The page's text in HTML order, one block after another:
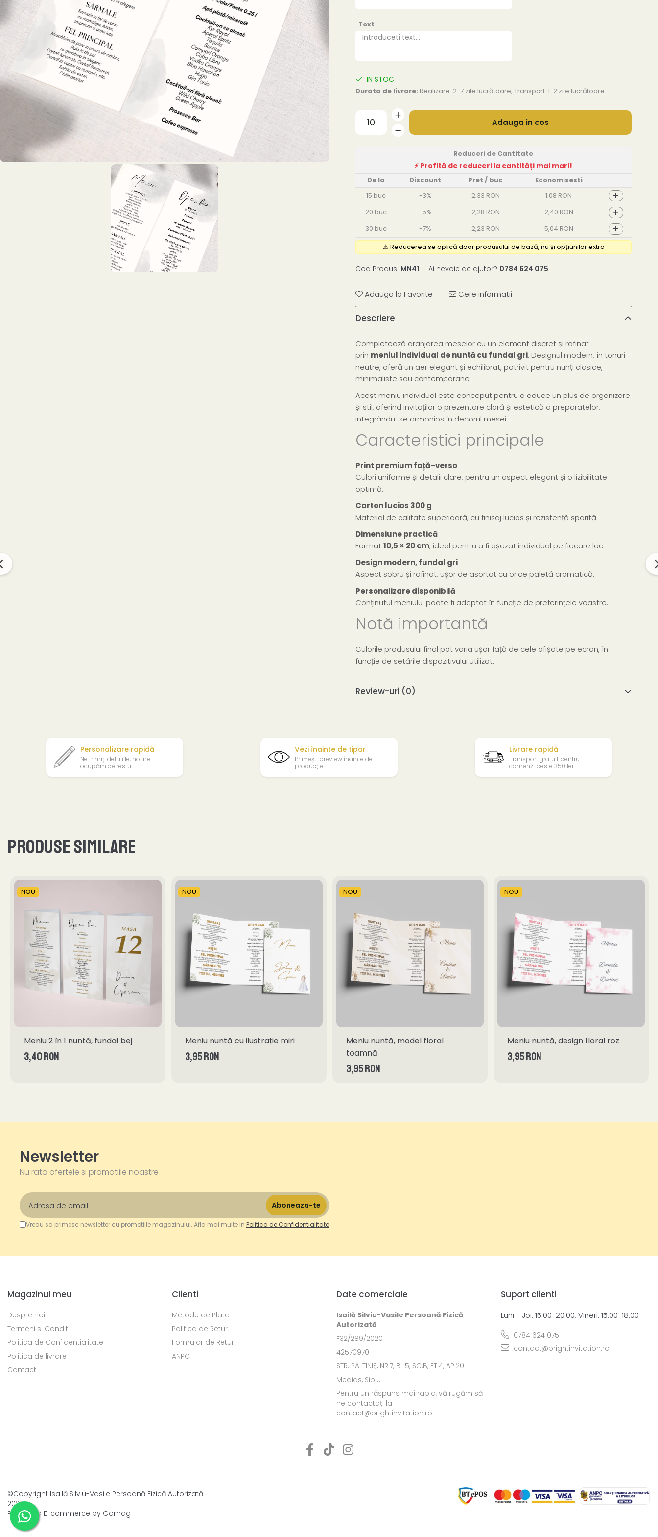
Text
IN STOC
Durata de livrare: Realizare: 2-7 zile lucrătoare, Transport: 1-2 zile lucrătoare
Adauga in cos
Reduceri de Cantitate
De la Discount Pret/ buc
Economisesti
15 buc -3% 2,33 RON 1,08 RON +
20 buc -5% 2,28 RON 2,40 RON +
30 buc -7% 2,23 RON 5,04 RON +
Cod Produs: MN41 Ai nevoie de ajutor? 0784 624 075
Adauga la Favorite Cere informatii
Descriere
Completează aranjarea meselor cu un element discret și rafinat
prin meniul individual de nuntă cu fundal gri. Designul modern, în tonuri
neutre, oferă un aer elegant și echilibrat, potrivit pentru nunți clasice,
minimaliste sau contemporane.
Acest meniu individual este conceput pentru a aduce un plus de organizare
și stil, oferind invitaților o prezentare clară și estetică a preparatelor,
integrându-se armonios în decorul mesei.
Caracteristici principale
Print premium față–verso
Culori uniforme și detalii clare, pentru un aspect elegant și o lizibilitate
optimă.
Carton lucios 300 g
Material de calitate superioară, cu finisaj lucios și rezistență sporită.
Dimensiune practică
Format10,5 × 20 cm, ideal pentru a fi așezat individual pe fiecare loc.
Design modern, fundal gri
Aspect sobru și rafinat, ușor de asortat cu orice paletă cromatică.
Personalizare disponibilă
Conținutul meniului poate fi adaptat în funcție de preferințele voastre.
Notă importantă
Culorile produsului final pot varia ușor față de cele afișate pe ecran, în
funcție de setările dispozitivului utilizat.
Review-uri (0)
Personalizare rapidă
Ne trimiți detaliile, noi ne
ocupăm de restul
Vezi înainte de tipar
Primești preview înainte de
producție
Livrare rapidă
Transport gratuit pentru
comenzi peste 350 lei
Produse similare
NOU
Meniu 2 în 1 nuntă, fundal bej
3,40 RON
NOU
Meniu nuntă cu ilustrație miri
3,95 RON
NOU
Meniu nuntă, model floral
toamnă
3,95 RON
NOU
Meniu nuntă, design floral roz
3,95 RON
Newsletter
Nu rata ofertele si promotiile noastre
Vreau sa primesc newsletter cu promotiile magazinului. Afla mai multe in Politica de Confidentialitate
Magazinul meu
Despre noi
Termeni si Conditii
Politica de Confidentialitate
Politica de livrare
Contact
Clienti
Metode de Plata
Politica de Retur
Formular de Retur
ANPC
Date comerciale
Isailă Silviu-Vasile Persoană Fizică
Autorizată
F32/289/2020
42570970
STR. PĂLTINIŞ, NR.7, BL.5, SC.B, ET.4, AP.20
Medias, Sibiu
Pentru un răspuns mai rapid, vă rugăm să
ne contactați la
contact@brightinvitation.ro
Suport clienti
Luni - Joi: 15:00-20:00, Vineri: 15:00-18:00
0784 624 075
contact@brightinvitation.ro
©Copyright Isailă Silviu-Vasile Persoană Fizică Autorizată
2026
Platforma E-commerce by Gomag